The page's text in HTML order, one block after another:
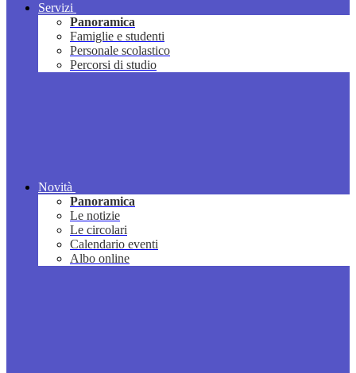
Servizi
Panoramica
Famiglie e studenti
Personale scolastico
Percorsi di studio
Novità
Panoramica
Le notizie
Le circolari
Calendario eventi
Albo online